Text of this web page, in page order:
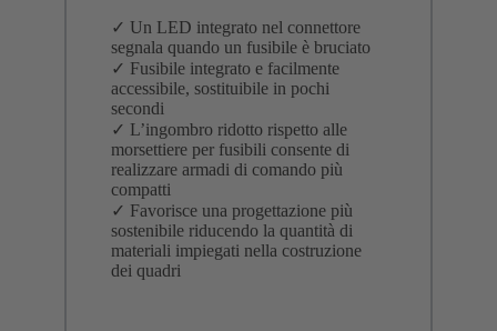
✓ Un LED integrato nel connettore
segnala quando un fusibile è bruciato
✓ Fusibile integrato e facilmente
accessibile, sostituibile in pochi
secondi
✓ L’ingombro ridotto rispetto alle
morsettiere per fusibili consente di
realizzare armadi di comando più
compatti
✓ Favorisce una progettazione più
sostenibile riducendo la quantità di
materiali impiegati nella costruzione
dei quadri